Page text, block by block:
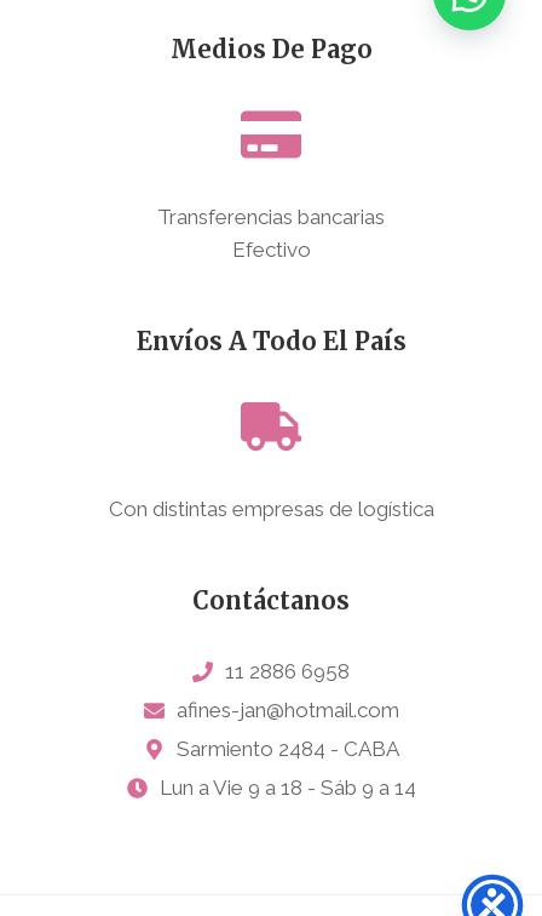
Medios De Pago
Transferencias bancarias
Efectivo
Envíos A Todo El País
Con distintas empresas de logística
Contáctanos
11 2886 6958
afines-jan@hotmail.com
Sarmiento 2484 - CABA
Lun a Vie 9 a 18 - Sáb 9 a 14